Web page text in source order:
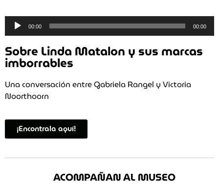
Reproductor
de
audio
00:00 00:00
Sobre Linda Matalon y sus marcas
imborrables
Una conversación entre Gabriela Rangel y Victoria
Noorthoorn
¡Encontrala aquí!
ACOMPAÑAN AL MUSEO